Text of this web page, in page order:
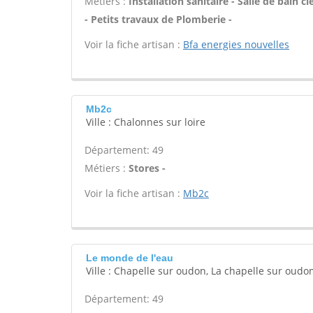
- Petits travaux de Plomberie -
Voir la fiche artisan : Bfa energies nouvelles
Mb2c
Ville : Chalonnes sur loire
Département: 49
Métiers : Stores -
Voir la fiche artisan : Mb2c
Le monde de l'eau
Ville : Chapelle sur oudon, La chapelle sur
Département: 49